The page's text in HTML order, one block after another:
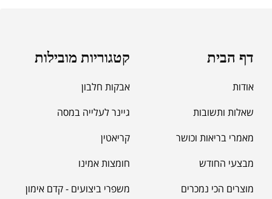
דף הבית
אודות
שאלות ותשובות
מאמרי בריאות וכושר
מבצעי החודש
מוצרים הכי נמכרים
קטגוריות מובילות
אבקות חלבון
גיינר לעלייה במסה
קריאטין
חומצות אמינו
משפרי ביצועים - קדם אימון